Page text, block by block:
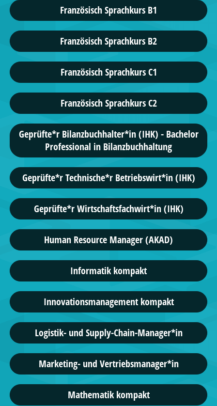
Französisch Sprachkurs B1
Französisch Sprachkurs B2
Französisch Sprachkurs C1
Französisch Sprachkurs C2
Geprüfte*r Bilanzbuchhalter*in (IHK) - Bachelor
Professional in Bilanzbuchhaltung
Geprüfte*r Technische*r Betriebswirt*in (IHK)
Geprüfte*r Wirtschaftsfachwirt*in (IHK)
Human Resource Manager (AKAD)
Informatik kompakt
Innovationsmanagement kompakt
Logistik- und Supply-Chain-Manager*in
Marketing- und Vertriebsmanager*in
Mathematik kompakt